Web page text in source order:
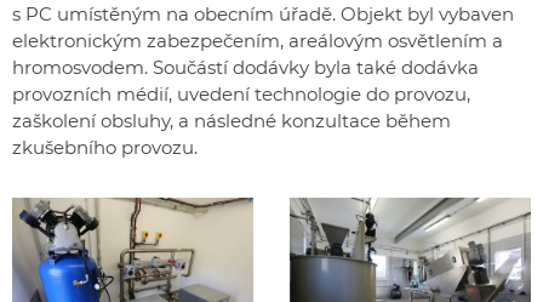
s PC umístěným na obecním úřadě. Objekt byl vybaven
elektronickým zabezpečením, areálovým osvětlením a
hromosvodem. Součástí dodávky byla také dodávka
provozních médií, uvedení technologie do provozu,
zaškolení obsluhy, a následné konzultace během
zkušebního provozu.